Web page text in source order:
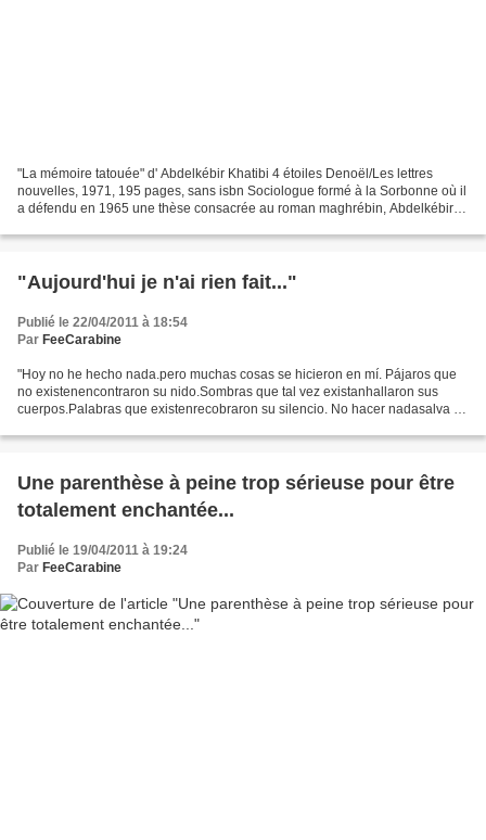
"La mémoire tatouée" d' Abdelkébir Khatibi 4 étoiles Denoël/Les lettres
nouvelles, 1971, 195 pages, sans isbn Sociologue formé à la Sorbonne où il
a défendu en 1965 une thèse consacrée au roman maghrébin, Abdelkébir
"Aujourd'hui je n'ai rien fait..."
Publié le 22/04/2011 à 18:54
Par FeeCarabine
"Hoy no he hecho nada.pero muchas cosas se hicieron en mí. Pájaros que
no existenencontraron su nido.Sombras que tal vez existanhallaron sus
cuerpos.Palabras que existenrecobraron su silencio. No hacer nadasalva a
Une parenthèse à peine trop sérieuse pour être
totalement enchantée...
Publié le 19/04/2011 à 19:24
Par FeeCarabine